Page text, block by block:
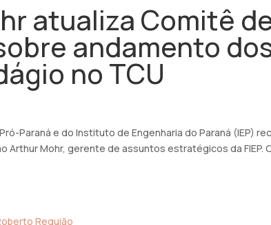
atualiza Comitê
andamento
no TCU
Paraná e do Instituto de Engenharia do Paraná (IEP)
Arthur Mohr, gerente de assuntos estratégicos da FIEP.